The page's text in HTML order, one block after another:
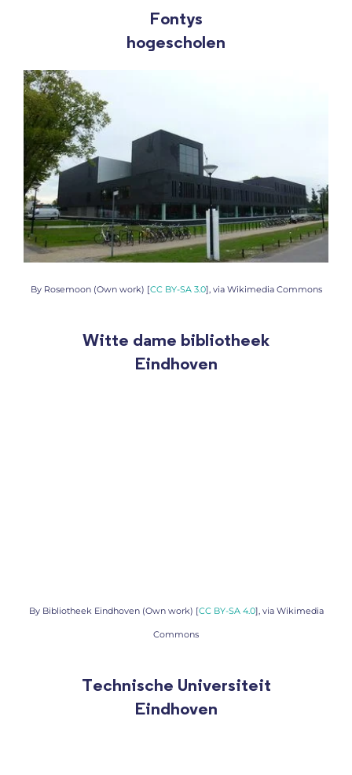
Fontys
hogescholen
By Rosemoon (Own work) [CC BY-SA 3.0], via Wikimedia Commons
Witte dame bibliotheek
Eindhoven
By Bibliotheek Eindhoven (Own work) [CC BY-SA 4.0], via Wikimedia
Commons
Technische Universiteit
Eindhoven